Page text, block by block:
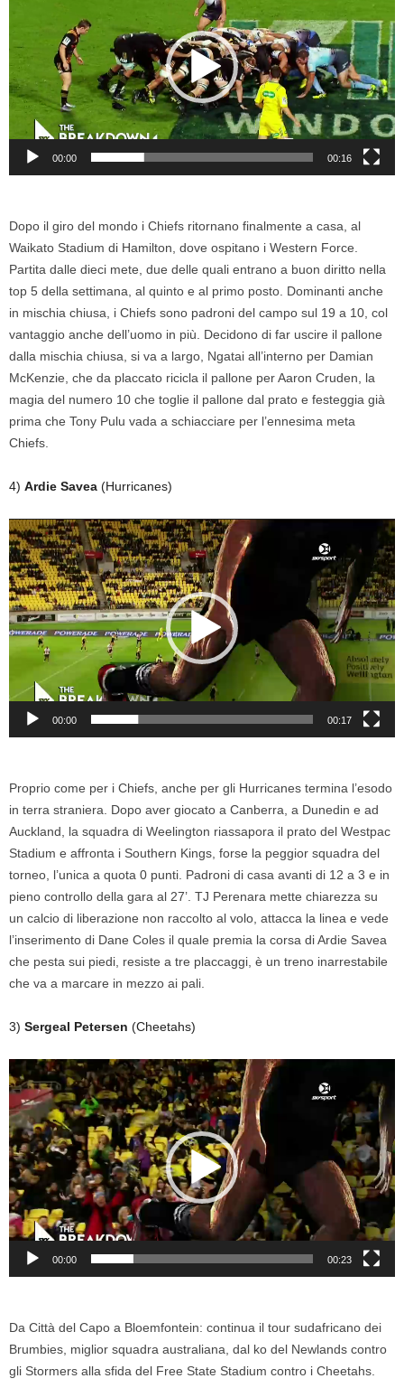
00:00 00:16
Dopo il giro del mondo i Chiefs ritornano finalmente a casa, al
Waikato Stadium di Hamilton, dove ospitano i Western Force.
Partita dalle dieci mete, due delle quali entrano a buon diritto nella
top 5 della settimana, al quinto e al primo posto. Dominanti anche
in mischia chiusa, i Chiefs sono padroni del campo sul 19 a 10, col
vantaggio anche dell’uomo in più. Decidono di far uscire il pallone
dalla mischia chiusa, si va a largo, Ngatai all’interno per Damian
McKenzie, che da placcato ricicla il pallone per Aaron Cruden, la
magia del numero 10 che toglie il pallone dal prato e festeggia già
prima che Tony Pulu vada a schiacciare per l’ennesima meta
Chiefs.
4) Ardie Savea (Hurricanes)
Video
Player
00:00 00:17
Proprio come per i Chiefs, anche per gli Hurricanes termina l’esodo
in terra straniera. Dopo aver giocato a Canberra, a Dunedin e ad
Auckland, la squadra di Weelington riassapora il prato del Westpac
Stadium e affronta i Southern Kings, forse la peggior squadra del
torneo, l’unica a quota 0 punti. Padroni di casa avanti di 12 a 3 e in
pieno controllo della gara al 27’. TJ Perenara mette chiarezza su
un calcio di liberazione non raccolto al volo, attacca la linea e vede
l’inserimento di Dane Coles il quale premia la corsa di Ardie Savea
che pesta sui piedi, resiste a tre placcaggi, è un treno inarrestabile
che va a marcare in mezzo ai pali.
3) Sergeal Petersen (Cheetahs)
Video
Player
00:00 00:23
Da Città del Capo a Bloemfontein: continua il tour sudafricano dei
Brumbies, miglior squadra australiana, dal ko del Newlands contro
gli Stormers alla sfida del Free State Stadium contro i Cheetahs.